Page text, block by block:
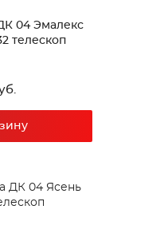
04 Эмалекс
телескоп